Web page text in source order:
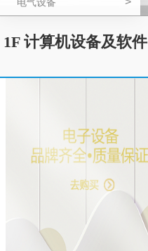
1F 计算机设备及软件